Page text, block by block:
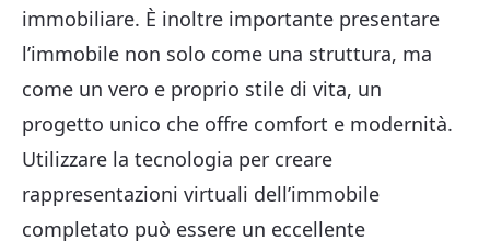
immobiliare. È inoltre importante presentare
l’immobile non solo come una struttura, ma
come un vero e proprio stile di vita, un
progetto unico che offre comfort e modernità.
Utilizzare la tecnologia per creare
rappresentazioni virtuali dell’immobile
completato può essere un eccellente